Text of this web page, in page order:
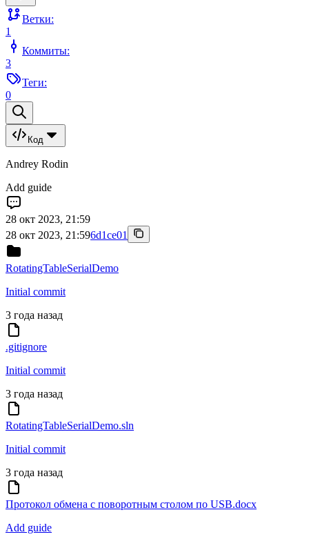
Ветки:
1
Коммиты:
3
Теги:
0
Код
Andrey Rodin
Add guide
28 окт 2023, 21:59
28 окт 2023, 21:596d1ce01
RotatingTableSerialDemo
Initial commit
3 года назад
.gitignore
Initial commit
3 года назад
RotatingTableSerialDemo.sln
Initial commit
3 года назад
Протокол обмена с поворотным столом по USB.docx
Add guide